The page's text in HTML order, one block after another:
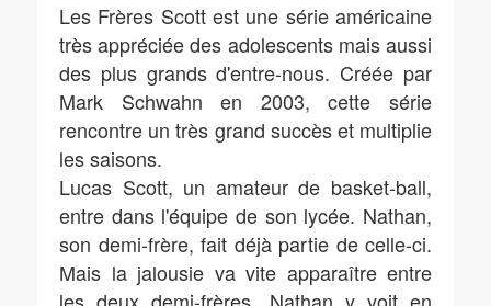
Les Frères Scott est une série américaine
très appréciée des adolescents mais aussi
des plus grands d'entre-nous. Créée par
Mark Schwahn en 2003, cette série
rencontre un très grand succès et multiplie
les saisons.
Lucas Scott, un amateur de basket-ball,
entre dans l'équipe de son lycée. Nathan,
son demi-frère, fait déjà partie de celle-ci.
Mais la jalousie va vite apparaître entre